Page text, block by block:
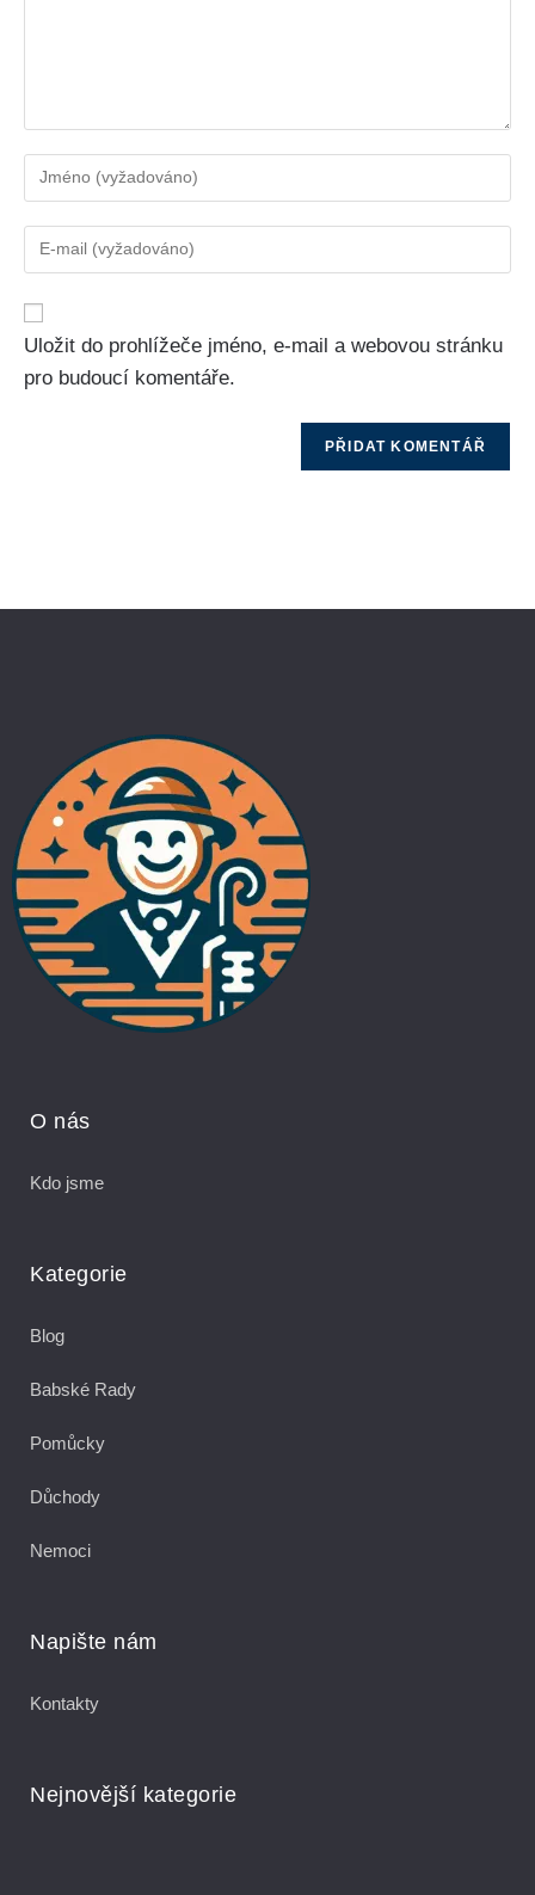
Uložit do prohlížeče jméno, e-mail a webovou stránku
pro budoucí komentáře.
O nás
Kdo jsme
Kategorie
Blog
Babské Rady
Pomůcky
Důchody
Nemoci
Napište nám
Kontakty
Nejnovější kategorie